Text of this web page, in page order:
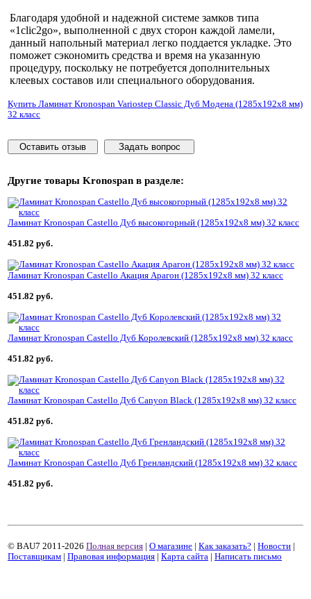
Благодаря удобной и надежной системе замков типа
«1clic2go», выполненной с двух сторон каждой ламели,
данный напольный материал легко поддается укладке. Это
поможет сэкономить средства и время на указанную
процедуру, поскольку не потребуется дополнительных
клеевых составов или специального оборудования.
Купить Ламинат Kronospan Variostep Classic Дуб Модена (1285x192x8 мм)
32 класс
Оставить отзыв Задать вопрос
Другие товары Kronospan в разделе:
Ламинат Kronospan Castello Дуб высокогорный (1285x192x8 мм) 32 класс
451.82 руб.
Ламинат Kronospan Castello Акация Арагон (1285x192x8 мм) 32 класс
451.82 руб.
Ламинат Kronospan Castello Дуб Королевский (1285x192x8 мм) 32 класс
451.82 руб.
Ламинат Kronospan Castello Дуб Canyon Black (1285x192x8 мм) 32 класс
451.82 руб.
Ламинат Kronospan Castello Дуб Гренландский (1285x192x8 мм) 32 класс
451.82 руб.
© BAU7 2011-2026 Полная версия | О магазине | Как заказать? | Новости |
Поставщикам | Правовая информация | Карта сайта | Написать письмо